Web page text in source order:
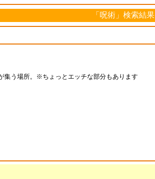
「呪術」検索結果
う場所。※ちょっとエッチな部分もあります